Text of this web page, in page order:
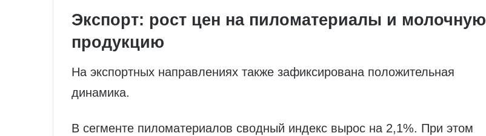
Экспорт: рост цен на пиломатериалы и молочную
продукцию
На экспортных направлениях также зафиксирована положительная
динамика.
В сегменте пиломатериалов сводный индекс вырос на 2,1%. При этом